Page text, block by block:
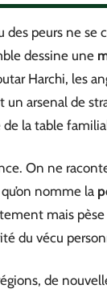
des peurs ne
dessine une
Harchi, les
arsenal de
de la table
On ne
nomme la
mais
du vécu
de